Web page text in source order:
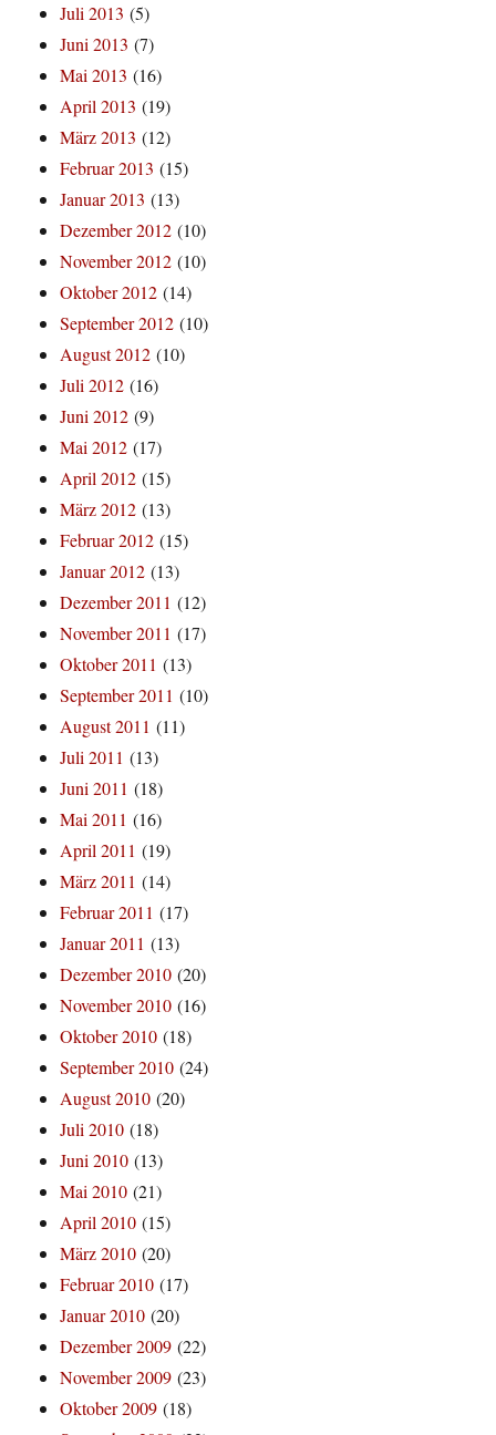
Juli 2013 (5)
Juni 2013 (7)
Mai 2013 (16)
April 2013 (19)
März 2013 (12)
Februar 2013 (15)
Januar 2013 (13)
Dezember 2012 (10)
November 2012 (10)
Oktober 2012 (14)
September 2012 (10)
August 2012 (10)
Juli 2012 (16)
Juni 2012 (9)
Mai 2012 (17)
April 2012 (15)
März 2012 (13)
Februar 2012 (15)
Januar 2012 (13)
Dezember 2011 (12)
November 2011 (17)
Oktober 2011 (13)
September 2011 (10)
August 2011 (11)
Juli 2011 (13)
Juni 2011 (18)
Mai 2011 (16)
April 2011 (19)
März 2011 (14)
Februar 2011 (17)
Januar 2011 (13)
Dezember 2010 (20)
November 2010 (16)
Oktober 2010 (18)
September 2010 (24)
August 2010 (20)
Juli 2010 (18)
Juni 2010 (13)
Mai 2010 (21)
April 2010 (15)
März 2010 (20)
Februar 2010 (17)
Januar 2010 (20)
Dezember 2009 (22)
November 2009 (23)
Oktober 2009 (18)